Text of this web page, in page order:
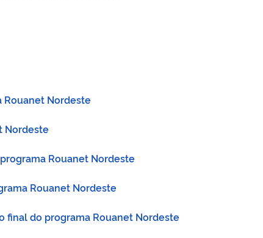
Rouanet Nordeste
Nordeste
Rouanet Nordeste
Rouanet Nordeste
final do programa Rouanet Nordeste